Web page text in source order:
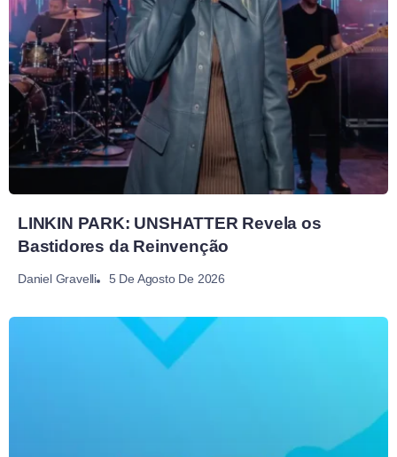
LINKIN PARK: UNSHATTER Revela os
Bastidores da Reinvenção
Daniel Gravelli 5 De Agosto De 2026